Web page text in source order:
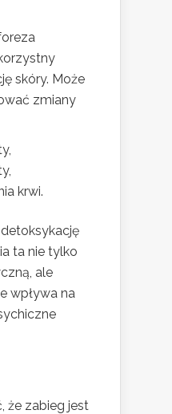
skóry. Może
zmiany
krwi.
ta nie tylko
ale
wpływa na
że zabieg jest